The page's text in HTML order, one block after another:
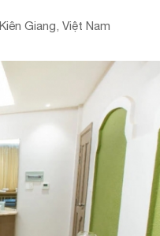
Giang, Việt Nam